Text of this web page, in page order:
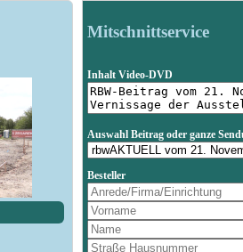
Mitschnittservice
Inhalt Video-DVD
Auswahl Beitrag oder ganze
Besteller